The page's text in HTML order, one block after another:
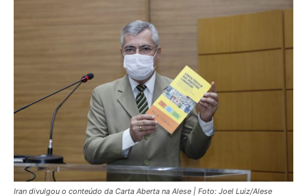
Iran divulgou o conteúdo da Carta Aberta na Alese | Foto: Joel Luiz/Alese